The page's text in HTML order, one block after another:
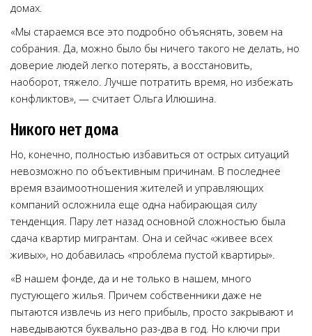
домах.
«Мы стараемся все это подробно объяснять, зовем на
собрания. Да, можно было бы ничего такого не делать, но
доверие людей легко потерять, а восстановить,
наоборот, тяжело. Лучше потратить время, но избежать
конфликтов», — считает Ольга Илюшина.
Никого нет дома
Но, конечно, полностью избавиться от острых ситуаций
невозможно по объективным причинам. В последнее
время взаимоотношения жителей и управляющих
компаний осложнила еще одна набирающая силу
тенденция. Пару лет назад основной сложностью была
сдача квартир мигрантам. Она и сейчас «живее всех
живых», но добавилась «проблема пустой квартиры».
«В нашем фонде, да и не только в нашем, много
пустующего жилья. Причем собственники даже не
пытаются извлечь из него прибыль, просто закрывают и
наведываются буквально раз-два в год. Но ключи при